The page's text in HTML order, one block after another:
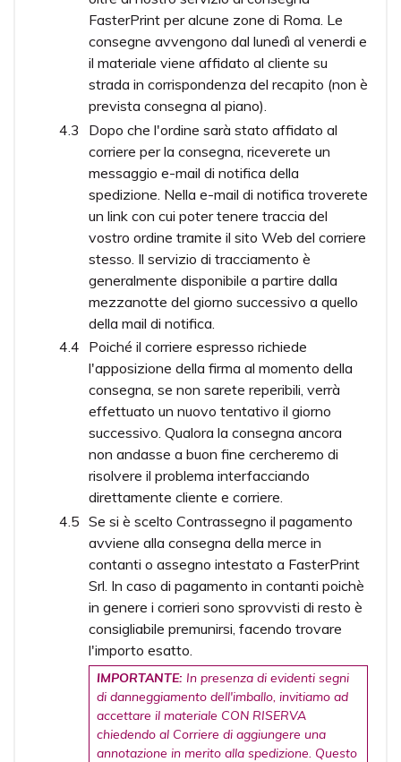
FasterPrint per alcune zone di Roma. Le
consegne avvengono dal lunedì al venerdi e
il materiale viene affidato al cliente su
strada in corrispondenza del recapito (non è
prevista consegna al piano).
Dopo che l'ordine sarà stato affidato al
corriere per la consegna, riceverete un
messaggio e-mail di notifica della
spedizione. Nella e-mail di notifica troverete
un link con cui poter tenere traccia del
vostro ordine tramite il sito Web del corriere
stesso. Il servizio di tracciamento è
generalmente disponibile a partire dalla
mezzanotte del giorno successivo a quello
della mail di notifica.
Poiché il corriere espresso richiede
l'apposizione della firma al momento della
consegna, se non sarete reperibili, verrà
effettuato un nuovo tentativo il giorno
successivo. Qualora la consegna ancora
non andasse a buon fine cercheremo di
risolvere il problema interfacciando
direttamente cliente e corriere.
Se si è scelto Contrassegno il pagamento
avviene alla consegna della merce in
contanti o assegno intestato a FasterPrint
Srl. In caso di pagamento in contanti poichè
in genere i corrieri sono sprovvisti di resto è
consigliabile premunirsi, facendo trovare
l'importo esatto.
IMPORTANTE: In presenza di evidenti segni
di danneggiamento dell'imballo, invitiamo ad
accettare il materiale CON RISERVA
chiedendo al Corriere di aggiungere una
annotazione in merito alla spedizione. Questo